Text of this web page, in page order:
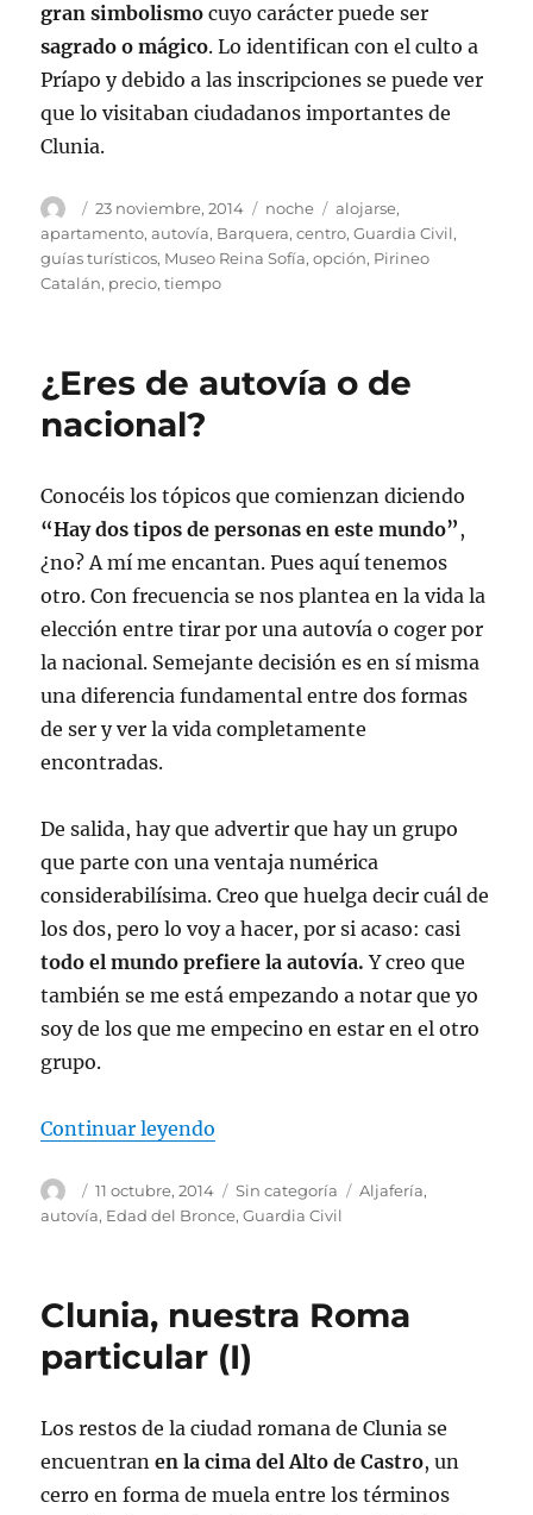
gran simbolismo cuyo carácter puede ser
sagrado o mágico. Lo identifican con el culto a
Príapo y debido a las inscripciones se puede ver
que lo visitaban ciudadanos importantes de
Clunia.
AutorPublicado
el
23 noviembre, 2014 Categorías
noche Etiquetas
alojarse,
apartamento,autovía, Barquera,centro,Guardia Civil,
guías turísticos, Museo Reina Sofía,opción, Pirineo
Catalán, precio,tiempo
¿Eres de autovía o de
nacional?
Conocéis los tópicos que comienzan diciendo
“Hay dos tipos de personas en este mundo”,
¿no? A mí me encantan. Pues aquí tenemos
otro. Con frecuencia se nos plantea en la vida la
elección entre tirar por una autovía o coger por
la nacional. Semejante decisión es en sí misma
una diferencia fundamental entre dos formas
de ser y ver la vida completamente
encontradas.
De salida, hay que advertir que hay un grupo
que parte con una ventaja numérica
considerabilísima. Creo que huelga decir cuál de
los dos, pero lo voy a hacer, por si acaso: casi
todo el mundo prefiere la autovía. Y creo que
también se me está empezando a notar que yo
soy de los que me empecino en estar en el otro
grupo.
Continuar leyendo
Autor
Publicado
el
11 octubre, 2014 Categorías
Sin categoría Etiquetas
Aljafería,
autovía, Edad del Bronce,Guardia Civil
Clunia, nuestra Roma
particular (I)
Los restos de la ciudad romana de Clunia se
encuentranen la cima del Alto de Castro, un
cerro en forma de muela entre los términos